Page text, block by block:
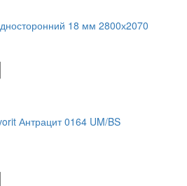
18 мм 2800х2070
Антрацит 0164 UM/BS